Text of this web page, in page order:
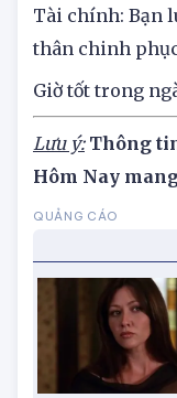
bạn tận hưởng
Tài chính: Bạn
thân chinh
Giờ tốt trong
Lưu ý:Thông tin
Hôm Nay